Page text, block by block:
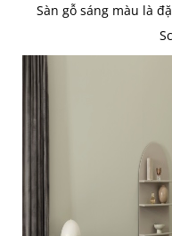
Sàn gỗ sáng màu là